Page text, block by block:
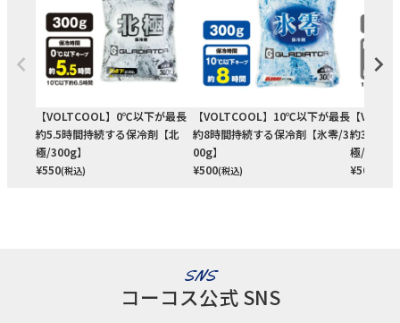
【VOLTCOOL】0℃以下が最長
約5.5時間持続する保冷剤【北
極/300g】
¥550(税込)
【VOLTCOOL】10℃以下が最長
約8時間持続する保冷剤【氷零/3
00g】
¥500(税込)
【
約3.5時
極/150g
¥500
SNS
コーコス公式 SNS